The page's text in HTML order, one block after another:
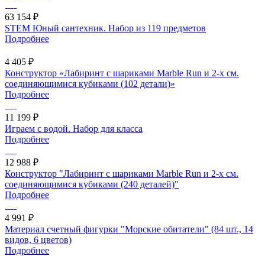
63 154 ₽
STEM Юный сантехник. Набор из 119 предметов
Подробнее
4 405 ₽
Конструктор «Лабиринт с шариками Marble Run и 2-х см.
соединяющимися кубиками (102 детали)»
Подробнее
11 199 ₽
Играем с водой. Набор для класса
Подробнее
12 988 ₽
Конструктор "Лабиринт с шариками Marble Run и 2-х см.
соединяющимися кубиками (240 деталей)"
Подробнее
4 991 ₽
Материал счетный фигурки "Морские обитатели" (84 шт., 14
видов, 6 цветов)
Подробнее